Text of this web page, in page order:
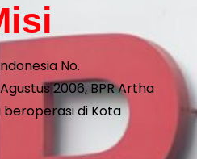
No.
2006, BPR Artha
di Kota